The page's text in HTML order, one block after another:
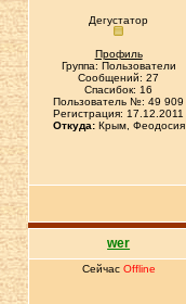
Дегустатор
Профиль
Группа: Пользователи
Сообщений: 27
Спасибок: 16
Пользователь №: 49 909
Регистрация: 17.12.2011
Откуда:Крым, Феодосия
wer
Сейчас Offline